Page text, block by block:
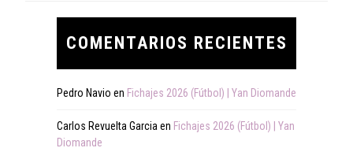
COMENTARIOS RECIENTES
Pedro Navio en Fichajes 2026 (Fútbol) | Yan Diomande
Carlos Revuelta Garcia en Fichajes 2026 (Fútbol) | Yan
Diomande